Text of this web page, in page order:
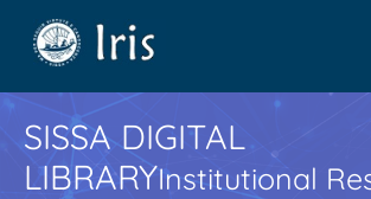
SISSA DIGITAL
LIBRARYInstitutional